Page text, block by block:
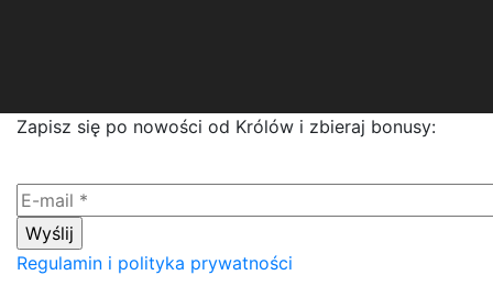
Zapisz się po nowości od Królów i zbieraj bonusy:
Regulamin i polityka prywatności